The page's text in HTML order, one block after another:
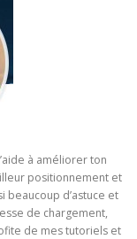
à améliorer ton
positionnement et
beaucoup d’astuce et
de chargement,
de mes tutoriels et